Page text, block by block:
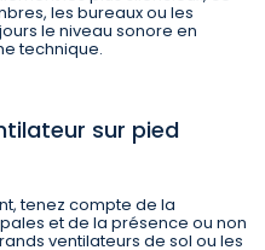
les bureaux ou les
le niveau sonore en
technique.
sur pied
tenez compte de la
et de la présence ou non
ventilateurs de sol ou les